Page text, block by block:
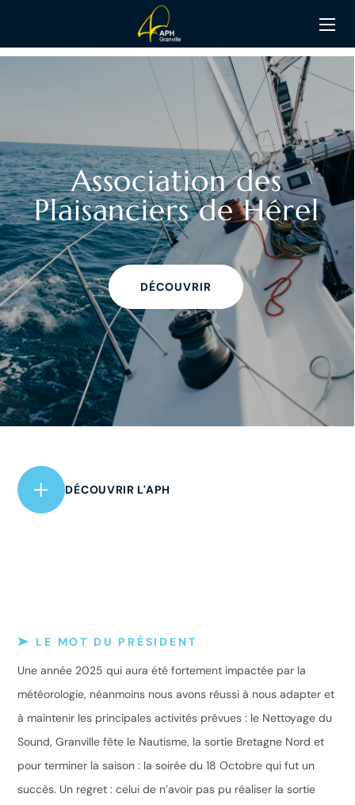
Association des
Plaisanciers de Hérel
DÉCOUVRIR
DÉCOUVRIR L'APH
LE MOT DU PRÉSIDENT
Une année 2025 qui aura été fortement impactée par la
météorologie, néanmoins nous avons réussi à nous adapter et
à maintenir les principales activités prévues : le Nettoyage du
Sound, Granville fête le Nautisme, la sortie Bretagne Nord et
pour terminer la saison : la soirée du 18 Octobre qui fut un
succès. Un regret : celui de n’avoir pas pu réaliser la sortie